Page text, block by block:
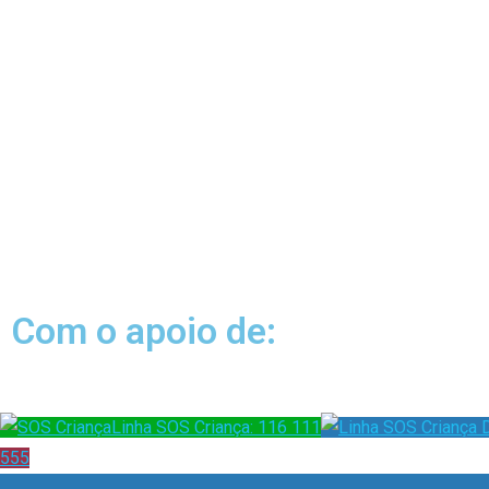
Com o apoio de:
Linha SOS Criança: 116 111
555